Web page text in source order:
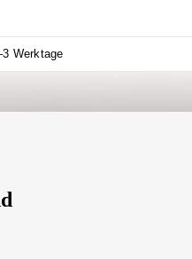
Werktage